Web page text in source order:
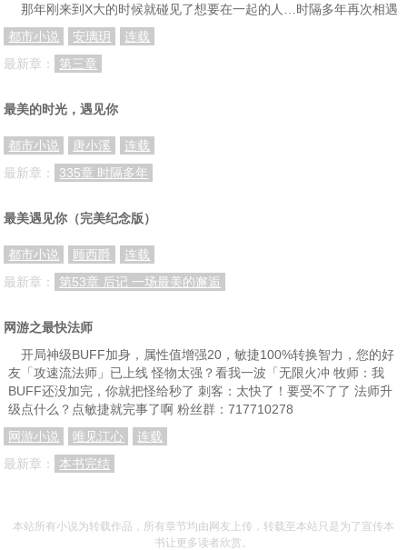
那年刚来到X大的时候就碰见了想要在一起的人…时隔多年再次相遇
都市小说
安璃玥
连载
最新章：
第三章
最美的时光，遇见你
都市小说 唐小溪
连载
最新章：
335章 时隔多年
最美遇见你（完美纪念版）
都市小说 顾西爵
连载
最新章：
第53章 后记 一场最美的邂逅
网游之最快法师
开局神级BUFF加身，属性值增强20，敏捷100%转换智力，您的好
友「攻速流法师」已上线 怪物太强？看我一波「无限火冲 牧师：我
BUFF还没加完，你就把怪给秒了 刺客：太快了！要受不了了 法师升
级点什么？点敏捷就完事了啊 粉丝群：717710278
网游小说
唯见江心
连载
最新章：
本书完结
本站所有小说为转载作品，所有章节均由网友上传，转载至本站只是为了宣传本
书让更多读者欣赏。